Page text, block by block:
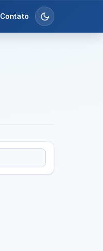
Contato